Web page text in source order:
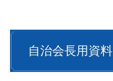
自治会長用資料